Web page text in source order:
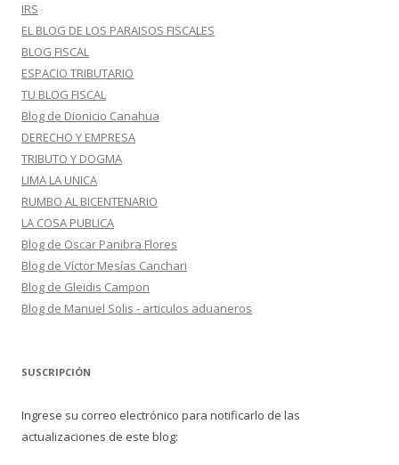
IRS
EL BLOG DE LOS PARAISOS FISCALES
BLOG FISCAL
ESPACIO TRIBUTARIO
TU BLOG FISCAL
Blog de Dionicio Canahua
DERECHO Y EMPRESA
TRIBUTO Y DOGMA
LIMA LA UNICA
RUMBO AL BICENTENARIO
LA COSA PUBLICA
Blog de Oscar Panibra Flores
Blog de Víctor Mesías Canchari
Blog de Gleidis Campon
Blog de Manuel Solis - articulos aduaneros
SUSCRIPCIÓN
Ingrese su correo electrónico para notificarlo de las
actualizaciones de este blog: